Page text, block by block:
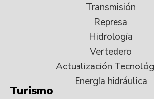
Transmisión
Represa
Hidrología
Vertedero
Actualización
Energía hidráulica
Turismo